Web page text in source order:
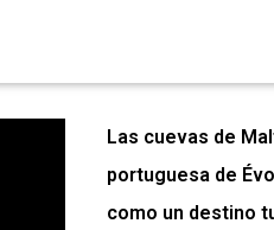
Las cuevas de
portuguesa de
como un destino